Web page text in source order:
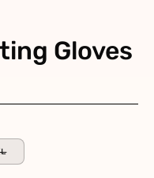
Gloves